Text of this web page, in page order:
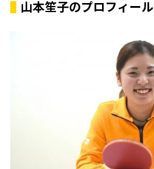
山本笙子のプロフィール